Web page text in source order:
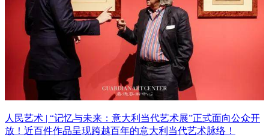
人民艺术 | “记忆与未来：意大利当代艺术展”正式面向公众开
放！近百件作品呈现跨越百年的意大利当代艺术脉络！